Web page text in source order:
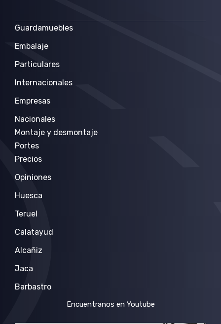
Guardamuebles
Embalaje
Particulares
Internacionales
Empresas
Nacionales
Montaje y desmontaje
Portes
Precios
Opiniones
Huesca
Teruel
Calatayud
Alcañiz
Jaca
Barbastro
Encuentranos en Youtube